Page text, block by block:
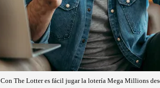
Con The Lotter es fácil jugar la lotería Mega Millions